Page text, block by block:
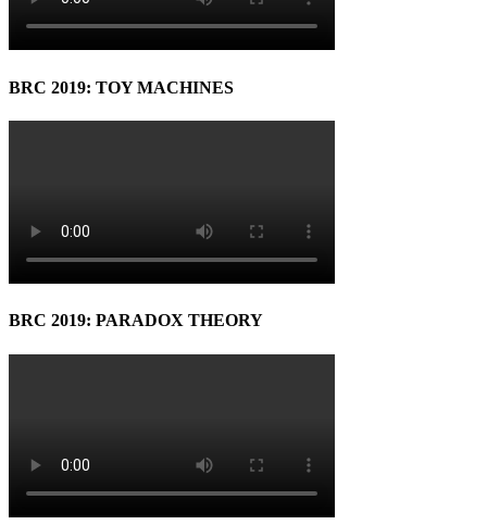
BRC 2019: TOY MACHINES
BRC 2019: PARADOX THEORY